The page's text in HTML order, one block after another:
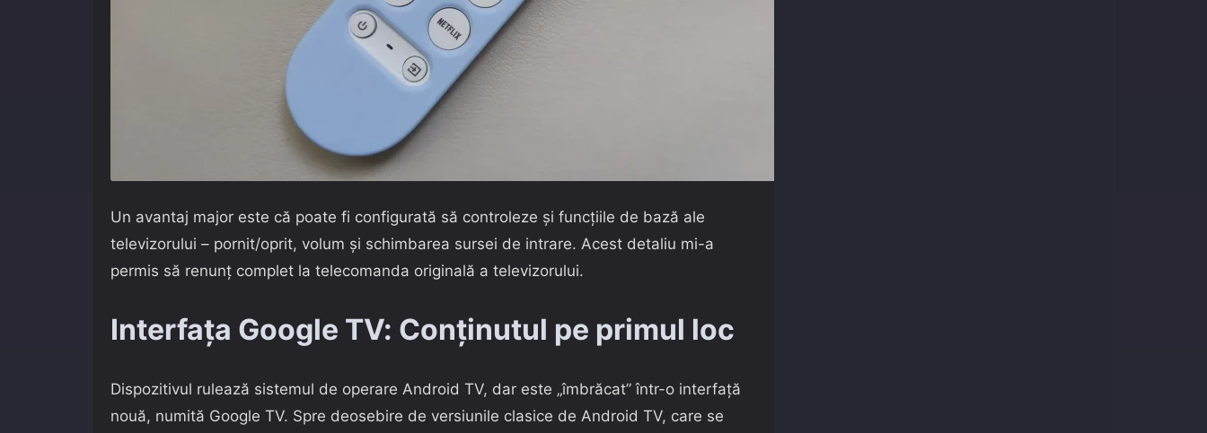
Un avantaj major este că poate fi configurată să controleze și funcțiile de bază ale
televizorului – pornit/oprit, volum și schimbarea sursei de intrare. Acest detaliu mi-a
permis să renunț complet la telecomanda originală a televizorului.
Interfața Google TV: Conținutul pe primul loc
Dispozitivul rulează sistemul de operare Android TV, dar este „îmbrăcat” într-o interfață
nouă, numită Google TV. Spre deosebire de versiunile clasice de Android TV, care se